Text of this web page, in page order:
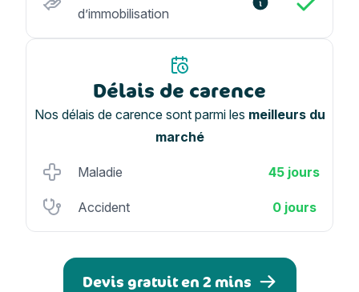
d’immobilisation
Délais de carence
Nos délais de carence sont parmi les meilleurs du
marché
Maladie 45 jours
Accident 0 jours
Devis gratuit en 2 mins